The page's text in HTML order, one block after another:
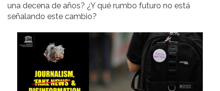
una decena de años? ¿Y qué rumbo futuro no está
señalando este cambio?